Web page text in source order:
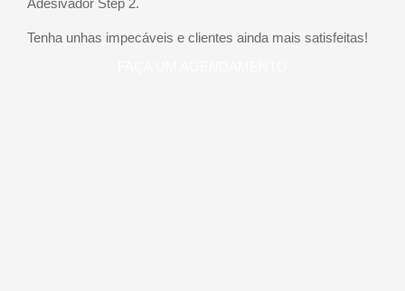
Adesivador Step 2.
Tenha unhas impecáveis e clientes ainda mais satisfeitas!